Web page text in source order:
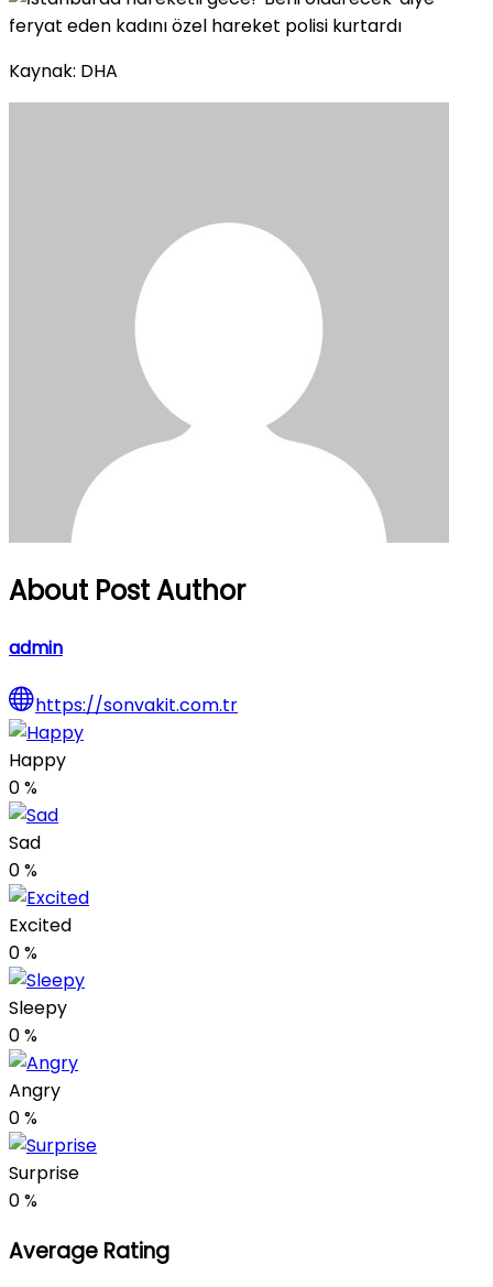
Kaynak: DHA
About Post Author
admin
https://sonvakit.com.tr
Happy
0%
Sad
0%
Excited
0%
Sleepy
0%
Angry
0%
Surprise
0%
Average Rating